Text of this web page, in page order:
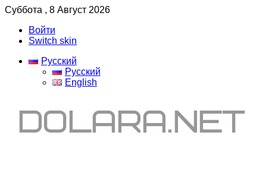
Суббота , 8 Август 2026
Войти
Switch skin
Русский
Русский
English